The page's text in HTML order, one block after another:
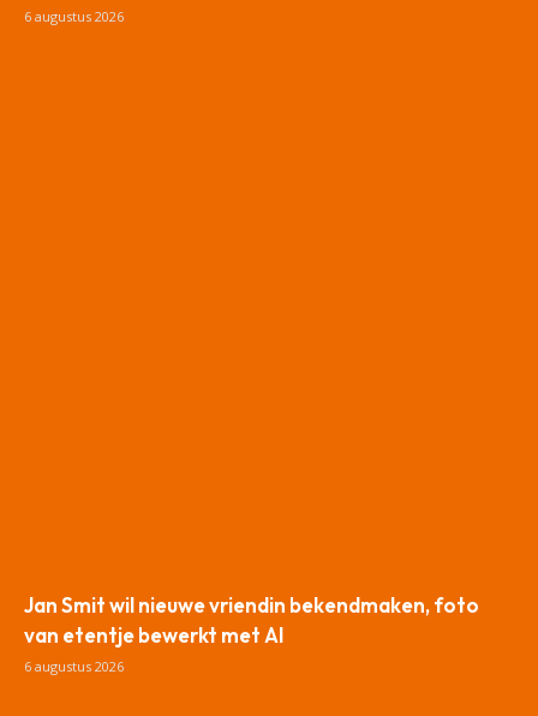
6 augustus 2026
Jan Smit wil nieuwe vriendin bekendmaken, foto
van etentje bewerkt met AI
6 augustus 2026